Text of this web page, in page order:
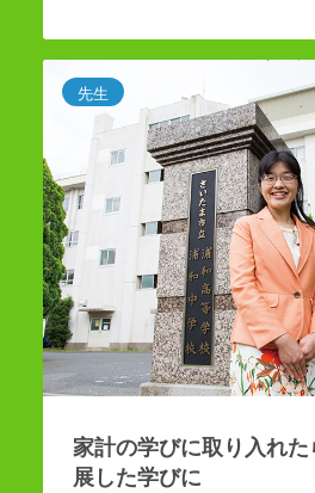
先生
家計の学びに取り入れ
展した学びに